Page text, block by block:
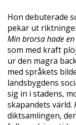
Hon debuterade
pekar ut
Min brorsa hade
som med kraft
ur den magra
med språkets
landsbygdens
sig in i stadens,
skapandets värld.
diktsamlingen,